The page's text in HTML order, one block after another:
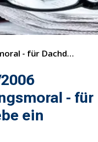
13/2006 Mangelnde Zahlungsmoral - für Dachdeckerbetriebe ein Dauerbrenner
- für
ein